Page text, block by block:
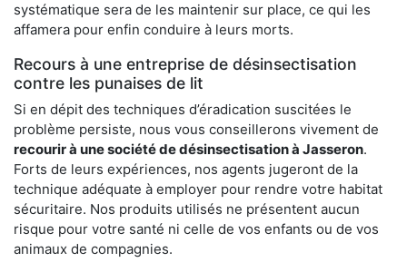
systématique sera de les maintenir sur place, ce qui les
affamera pour enfin conduire à leurs morts.
Recours à une entreprise de désinsectisation
contre les punaises de lit
Si en dépit des techniques d’éradication suscitées le
problème persiste, nous vous conseillerons vivement de
recourir à une société de désinsectisation à Jasseron.
Forts de leurs expériences, nos agents jugeront de la
technique adéquate à employer pour rendre votre habitat
sécuritaire. Nos produits utilisés ne présentent aucun
risque pour votre santé ni celle de vos enfants ou de vos
animaux de compagnies.